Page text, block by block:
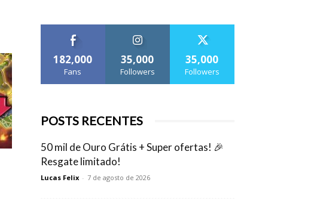
182,000
Fans
35,000
Followers
35,000
Followers
POSTS RECENTES
50 mil de Ouro Grátis + Super ofertas! 🎉
Resgate limitado!
Lucas Felix - 7 de agosto de 2026